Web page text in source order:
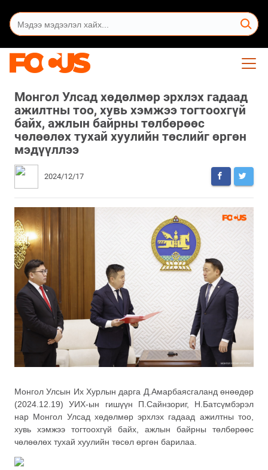
Монгол Улсад хөдөлмөр эрхлэх гадаад
ажилтны тоо, хувь хэмжээ тогтоохгүй
байх, ажлын байрны төлбөрөөс
чөлөөлөх тухай хуулийн төслийг өргөн
мэдүүллээ
2024/12/17
Монгол Улсын Их Хурлын дарга Д.Амарбаясгаланд өнөөдөр
(2024.12.19) УИХ-ын гишүүн П.Сайнзориг, Н.Батсүмбэрэл
нар Монгол Улсад хөдөлмөр эрхлэх гадаад ажилтны тоо,
хувь хэмжээ тогтоохгүй байх, ажлын байрны төлбөрөөс
чөлөөлөх тухай хуулийн төсөл өргөн барилаа.